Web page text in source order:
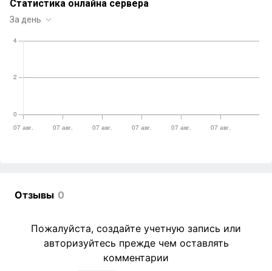
Отзывы 0
Пожалуйста, создайте учетную запись или
авторизуйтесь прежде чем оставлять
комментарии